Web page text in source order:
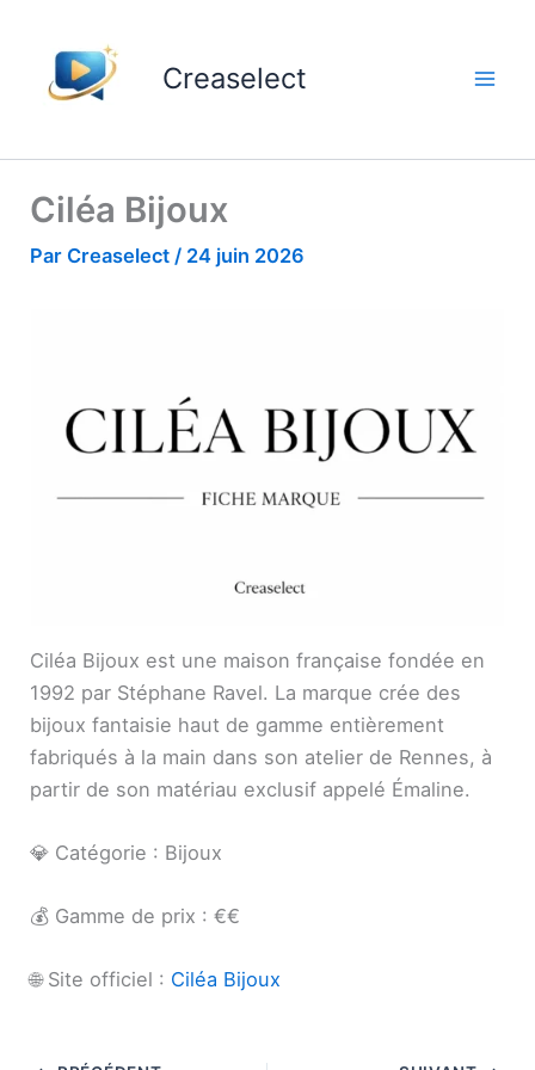
contenu
Creaselect
Ciléa Bijoux
Par Creaselect/ 24 juin 2026
Ciléa Bijoux est une maison française fondée en
1992 par Stéphane Ravel. La marque crée des
bijoux fantaisie haut de gamme entièrement
fabriqués à la main dans son atelier de Rennes, à
partir de son matériau exclusif appelé Émaline.
💎 Catégorie : Bijoux
💰 Gamme de prix : €€
🌐 Site officiel : Ciléa Bijoux